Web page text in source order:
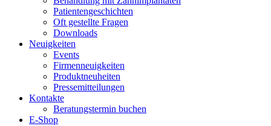
Patientengeschichten
Oft gestellte Fragen
Downloads
Neuigkeiten
Events
Firmenneuigkeiten
Produktneuheiten
Pressemitteilungen
Kontakte
Beratungstermin buchen
E-Shop